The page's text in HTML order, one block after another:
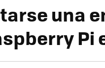
una
Pi